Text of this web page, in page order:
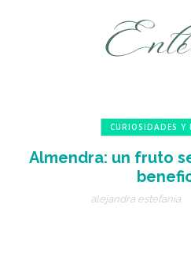
CURIOSIDADES Y
Almendra: un fruto
alejandra estefanía